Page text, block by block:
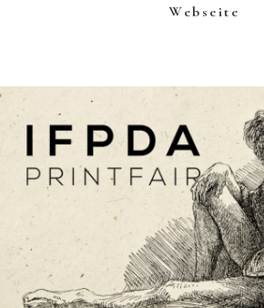
Webseite